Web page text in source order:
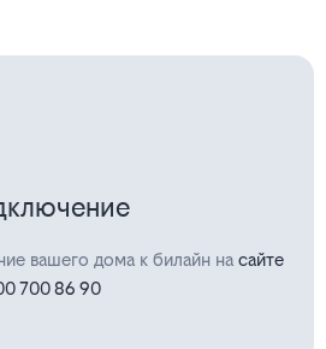
вашего дома к билайн на сайте
700 86 90